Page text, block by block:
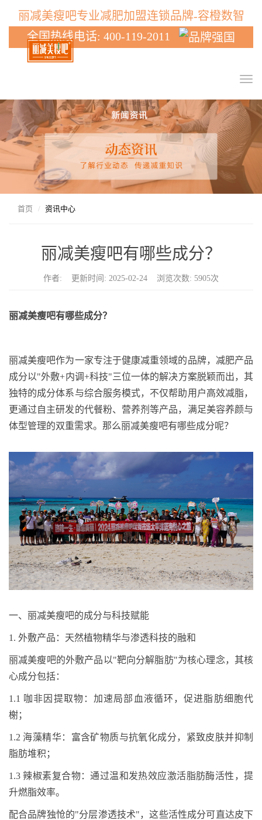
丽减美瘦吧专业减肥加盟连锁品牌-容橙数智
全国热线电话: 400-119-2011
T
g
g
n
v
首页 资讯中心
丽减美瘦吧有哪些成分？
作者: 更新时间: 2025-02-24 浏览次数: 5905次
丽减美瘦吧有哪些成分？
丽减美瘦吧作为一家专注于健康减重领域的品牌，减肥产品
成分以"外敷+内调+科技"三位一体的解决方案脱颖而出，其
独特的成分体系与综合服务模式，不仅帮助用户高效减脂，
更通过自主研发的代餐粉、营养剂等产品，满足美容养颜与
体型管理的双重需求。那么丽减美瘦吧有哪些成分呢？
一、 丽减美瘦吧的成分与科技赋能
1. 外敷产品：天然植物精华与渗透科技的融和
丽减美瘦吧的外敷产品以"靶向分解脂肪"为核心理念，其核
心成分包括：
1.1 咖非因提取物：加速局部血液循环，促进脂肪细胞代
榭；
1.2 海藻精华：富含矿物质与抗氧化成分，紧致皮肤并抑制
脂肪堆积；
1.3 辣椒素复合物：通过温和发热效应激活脂肪酶活性，提
升燃脂效率。
配合品牌独怆的"分层渗透技术"，这些活性成分可直达皮下